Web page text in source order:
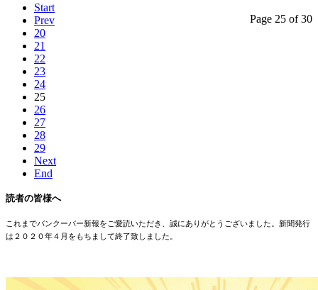
Page 25 of 30
Start
Prev
20
21
22
23
24
25
26
27
28
29
Next
End
読者の皆様へ
これまでバンクーバー新報をご愛読いただき、誠にありがとうございました。新聞発行
は２０２０年４月をもちまして終了致しました。